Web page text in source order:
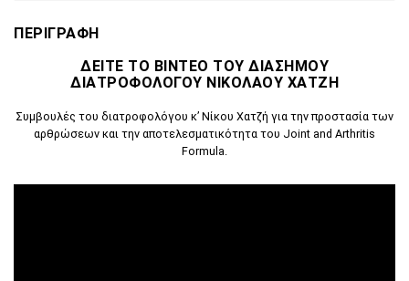
ΠΕΡΙΓΡΑΦΗ
ΔΕΙΤΕ ΤΟ ΒΙΝΤΕΟ ΤΟΥ ΔΙΑΣΗΜΟΥ
ΔΙΑΤΡΟΦΟΛΟΓΟΥ ΝΙΚΟΛΑΟΥ ΧΑΤΖΗ
Συμβουλές του διατροφολόγου κ’ Νίκου Χατζή για την προστασία των
αρθρώσεων και την αποτελεσματικότητα του Joint and Arthritis
Formula.